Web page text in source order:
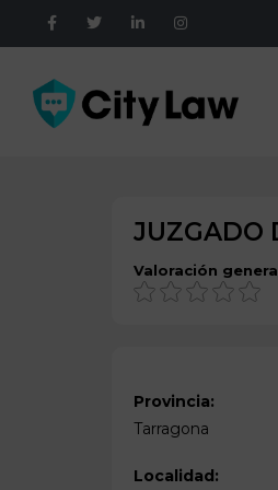
JUZGADO
Valoración
Provincia:
Tarragona
Localidad: